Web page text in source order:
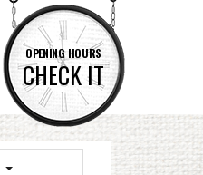
OPENING HOURS
CHECK IT